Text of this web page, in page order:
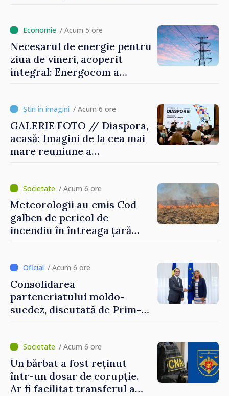
/ Acum 5 ore
Necesarul de energie pentru
ziua de vineri, acoperit
integral: Energocom a
/ Acum 6 ore
GALERIE FOTO // Diaspora,
acasă: Imagini de la cea mai
mare reuniune a
/ Acum 6 ore
Meteorologii au emis Cod
galben de pericol de
incendiu în întreaga țară
/ Acum 6 ore
Consolidarea
parteneriatului moldo-
suedez, discutată de Prim-
Petra Lärke/ Acum 6 ore
Un bărbat a fost reținut
într-un dosar de corupție.
Ar fi facilitat transferul a